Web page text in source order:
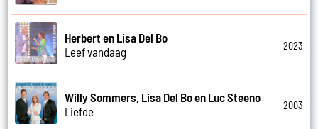
Herbert en Lisa Del Bo
Leef vandaag
2023
Willy Sommers, Lisa Del Bo en Luc Steeno
Liefde
2003